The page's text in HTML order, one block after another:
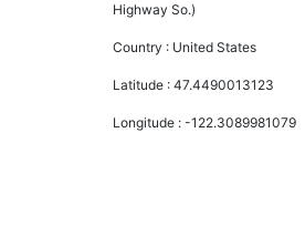
Highway So.)
Country : United States
Latitude :47.4490013123
Longitude :-122.3089981079